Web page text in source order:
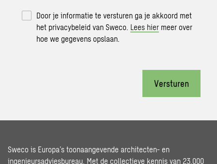
Door je informatie te versturen ga je akkoord met
het privacybeleid van Sweco. Lees hier meer over
hoe we gegevens opslaan.
Versturen
Sweco is Europa’s toonaangevende architecten- en
ingenieursadviesbureau. Met de collectieve kennis van 23.000